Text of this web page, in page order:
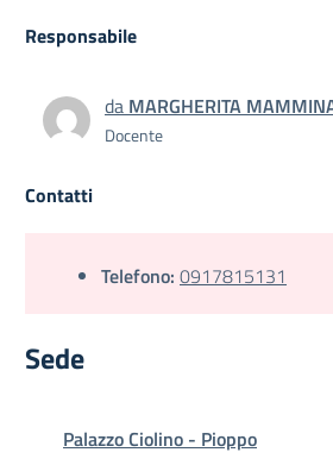
Responsabile
da MARGHERITA
Docente
Contatti
Telefono: 0917815131
Sede
Palazzo Ciolino - Pioppo